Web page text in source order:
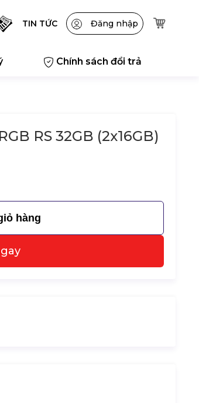
TIN TỨC Đăng nhập
Chính sách đổi trả
RS 32GB (2x16GB)
hàng